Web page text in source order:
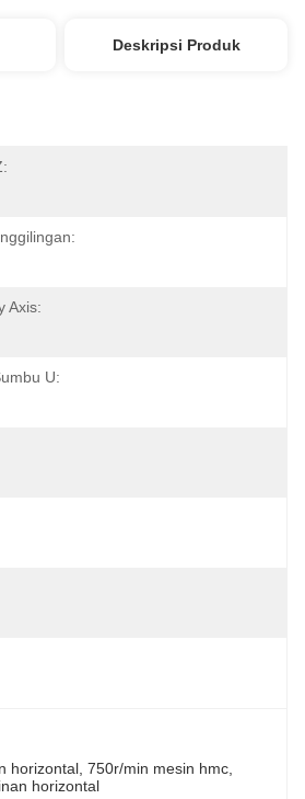
Deskripsi Produk
Axis:
U:
horizontal 750r/min mesin hmc
horizontal